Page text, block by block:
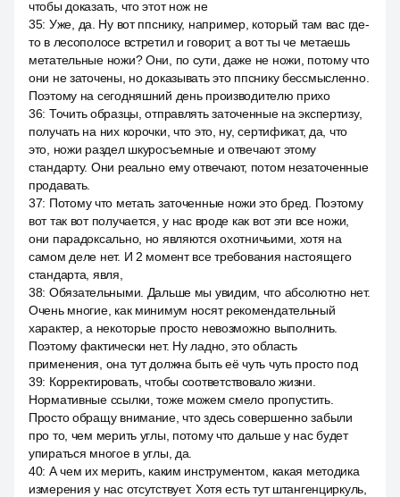
чтобы доказать, что этот нож не
35: Уже, да. Ну вот ппснику, например, который там вас где-
то в лесополосе встретил и говорит, а вот ты че метаешь
метательные ножи? Они, по сути, даже не ножи, потому что
они не заточены, но доказывать это ппснику бессмысленно.
Поэтому на сегодняшний день производителю прихо
36: Точить образцы, отправлять заточенные на экспертизу,
получать на них корочки, что это, ну, сертификат, да, что
это, ножи раздел шкуросъемные и отвечают этому
стандарту. Они реально ему отвечают, потом незаточенные
продавать.
37: Потому что метать заточенные ножи это бред. Поэтому
вот так вот получается, у нас вроде как вот эти все ножи,
они парадоксально, но являются охотничьими, хотя на
самом деле нет. И 2 момент все требования настоящего
стандарта, явля,
38: Обязательными. Дальше мы увидим, что абсолютно нет.
Очень многие, как минимум носят рекомендательный
характер, а некоторые просто невозможно выполнить.
Поэтому фактически нет. Ну ладно, это область
применения, она тут должна быть её чуть чуть просто под
39: Корректировать, чтобы соответствовало жизни.
Нормативные ссылки, тоже можем смело пропустить.
Просто обращу внимание, что здесь совершенно забыли
про то, чем мерить углы, потому что дальше у нас будет
упираться многое в углы, да.
40: А чем их мерить, каким инструментом, какая методика
измерения у нас отсутствует. Хотя есть тут штангенциркуль,